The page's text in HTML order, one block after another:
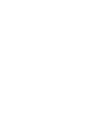
La
de la Rosa,
Urbanismo,
Nueva